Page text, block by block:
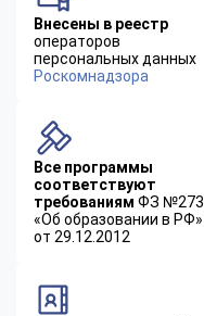
Внесены в реестр
операторов
персональных данных
Роскомнадзора
Все программы
соответствуют
требованиям ФЗ №273
«Об образовании в РФ»
от 29.12.2012